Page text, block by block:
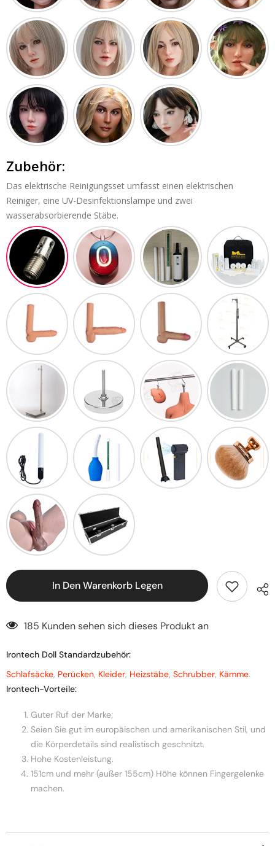
Zubehör:
Das elektrische Reinigungsset umfasst einen elektrischen
Reiniger, eine UV-Desinfektionslampe und zwei
wasserabsorbierende Stäbe.
In Den Warenkorb Legen
185 Kunden sehen sich dieses Produkt an
Irontech Doll Standardzubehör:
Schlafsäcke, Perücken, Kleider, Heizstäbe, Schrubber, Kämme.
Irontech-Vorteile:
Guter Ruf der Marke;
Seien Sie gut im europäischen und amerikanischen Stil, und
die Körperdetails sind realistisch geschnitzt.
Hohe Kostenleistung.
151cm und mehr (außer 155cm) Höhe können Fingergelenke
machen.